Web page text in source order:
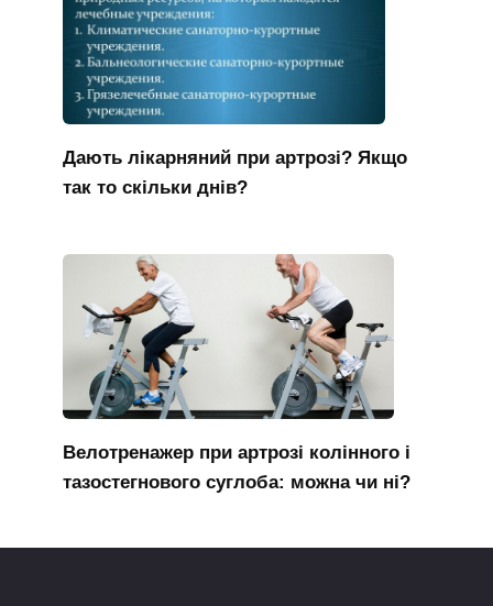
Дають лікарняний при артрозі? Якщо
так то скільки днів?
Велотренажер при артрозі колінного і
тазостегнового суглоба: можна чи ні?